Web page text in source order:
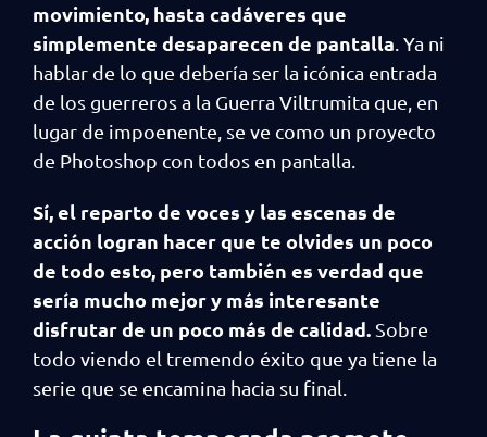
movimiento, hasta cadáveres que
simplemente desaparecen de pantalla . Ya ni
hablar de lo que debería ser la icónica entrada
de los guerreros a la Guerra Viltrumita que, en
lugar de impoenente, se ve como un proyecto
de Photoshop con todos en pantalla.
Sí, el reparto de voces y las escenas de
acción logran hacer que te olvides un poco
de todo esto, pero también es verdad que
sería mucho mejor y más interesante
disfrutar de un poco más de calidad. Sobre
todo viendo el tremendo éxito que ya tiene la
serie que se encamina hacia su final.